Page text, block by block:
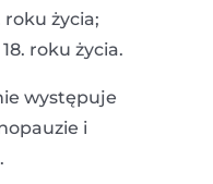
roku życia;
roku życia.
występuje
i